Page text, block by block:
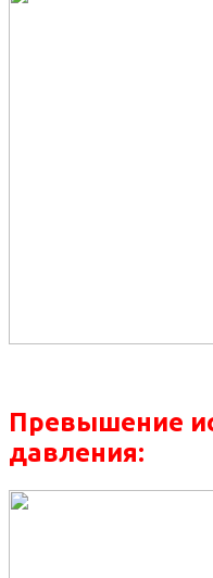
Превышение
давления: